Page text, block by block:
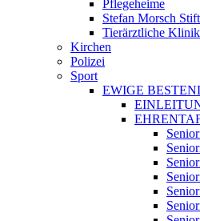
Pflegeheime
Stefan Morsch
Tierärztliche Klinik
Kirchen
Polizei
Sport
EWIGE